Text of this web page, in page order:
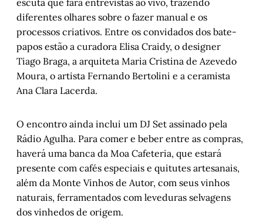
escuta que fará entrevistas ao vivo, trazendo
diferentes olhares sobre o fazer manual e os
processos criativos. Entre os convidados dos bate-
papos estão a curadora Elisa Craidy, o designer
Tiago Braga, a arquiteta Maria Cristina de Azevedo
Moura, o artista Fernando Bertolini e a ceramista
Ana Clara Lacerda.
O encontro ainda inclui um DJ Set assinado pela
Rádio Agulha. Para comer e beber entre as compras,
haverá uma banca da Moa Cafeteria, que estará
presente com cafés especiais e quitutes artesanais,
além da Monte Vinhos de Autor, com seus vinhos
naturais, ferramentados com leveduras selvagens
dos vinhedos de origem.